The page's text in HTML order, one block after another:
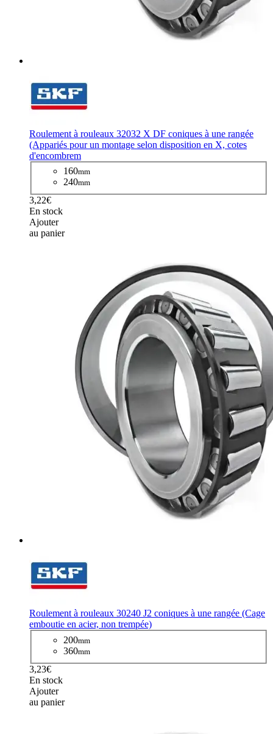
Roulement à rouleaux 32032 X DF coniques à une rangée
(Appariés pour un montage selon disposition en X, cotes
d'encombrem
160mm
240mm
3,22€
En stock
Ajouter
au panier
Roulement à rouleaux 30240 J2 coniques à une rangée (Cage
emboutie en acier, non trempée)
200mm
360mm
3,23€
En stock
Ajouter
au panier